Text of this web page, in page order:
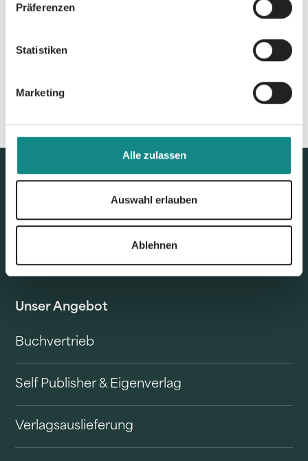
Präferenzen
Statistiken
Marketing
Alle zulassen
Auswahl erlauben
Ablehnen
Unser Angebot
Buchvertrieb
Self Publisher & Eigenverlag
Verlagsauslieferung